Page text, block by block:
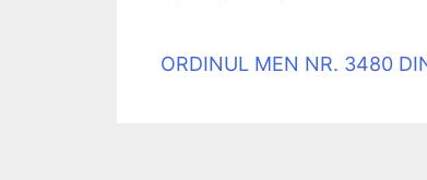
ORDINUL MEN NR. 3480